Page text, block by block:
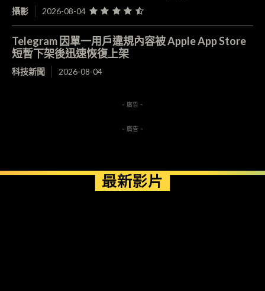
攝影 2026-08-04
Telegram 因單一用戶違規內容被 Apple App Store
短暫下架後迅速恢復上架
科技新聞 2026-08-04
- 廣告 -
- 廣告 -
最新影片